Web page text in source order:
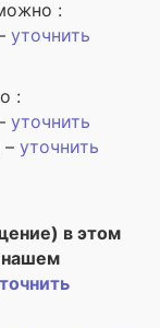
:
уточнить
:
уточнить
– уточнить
в этом
нашем